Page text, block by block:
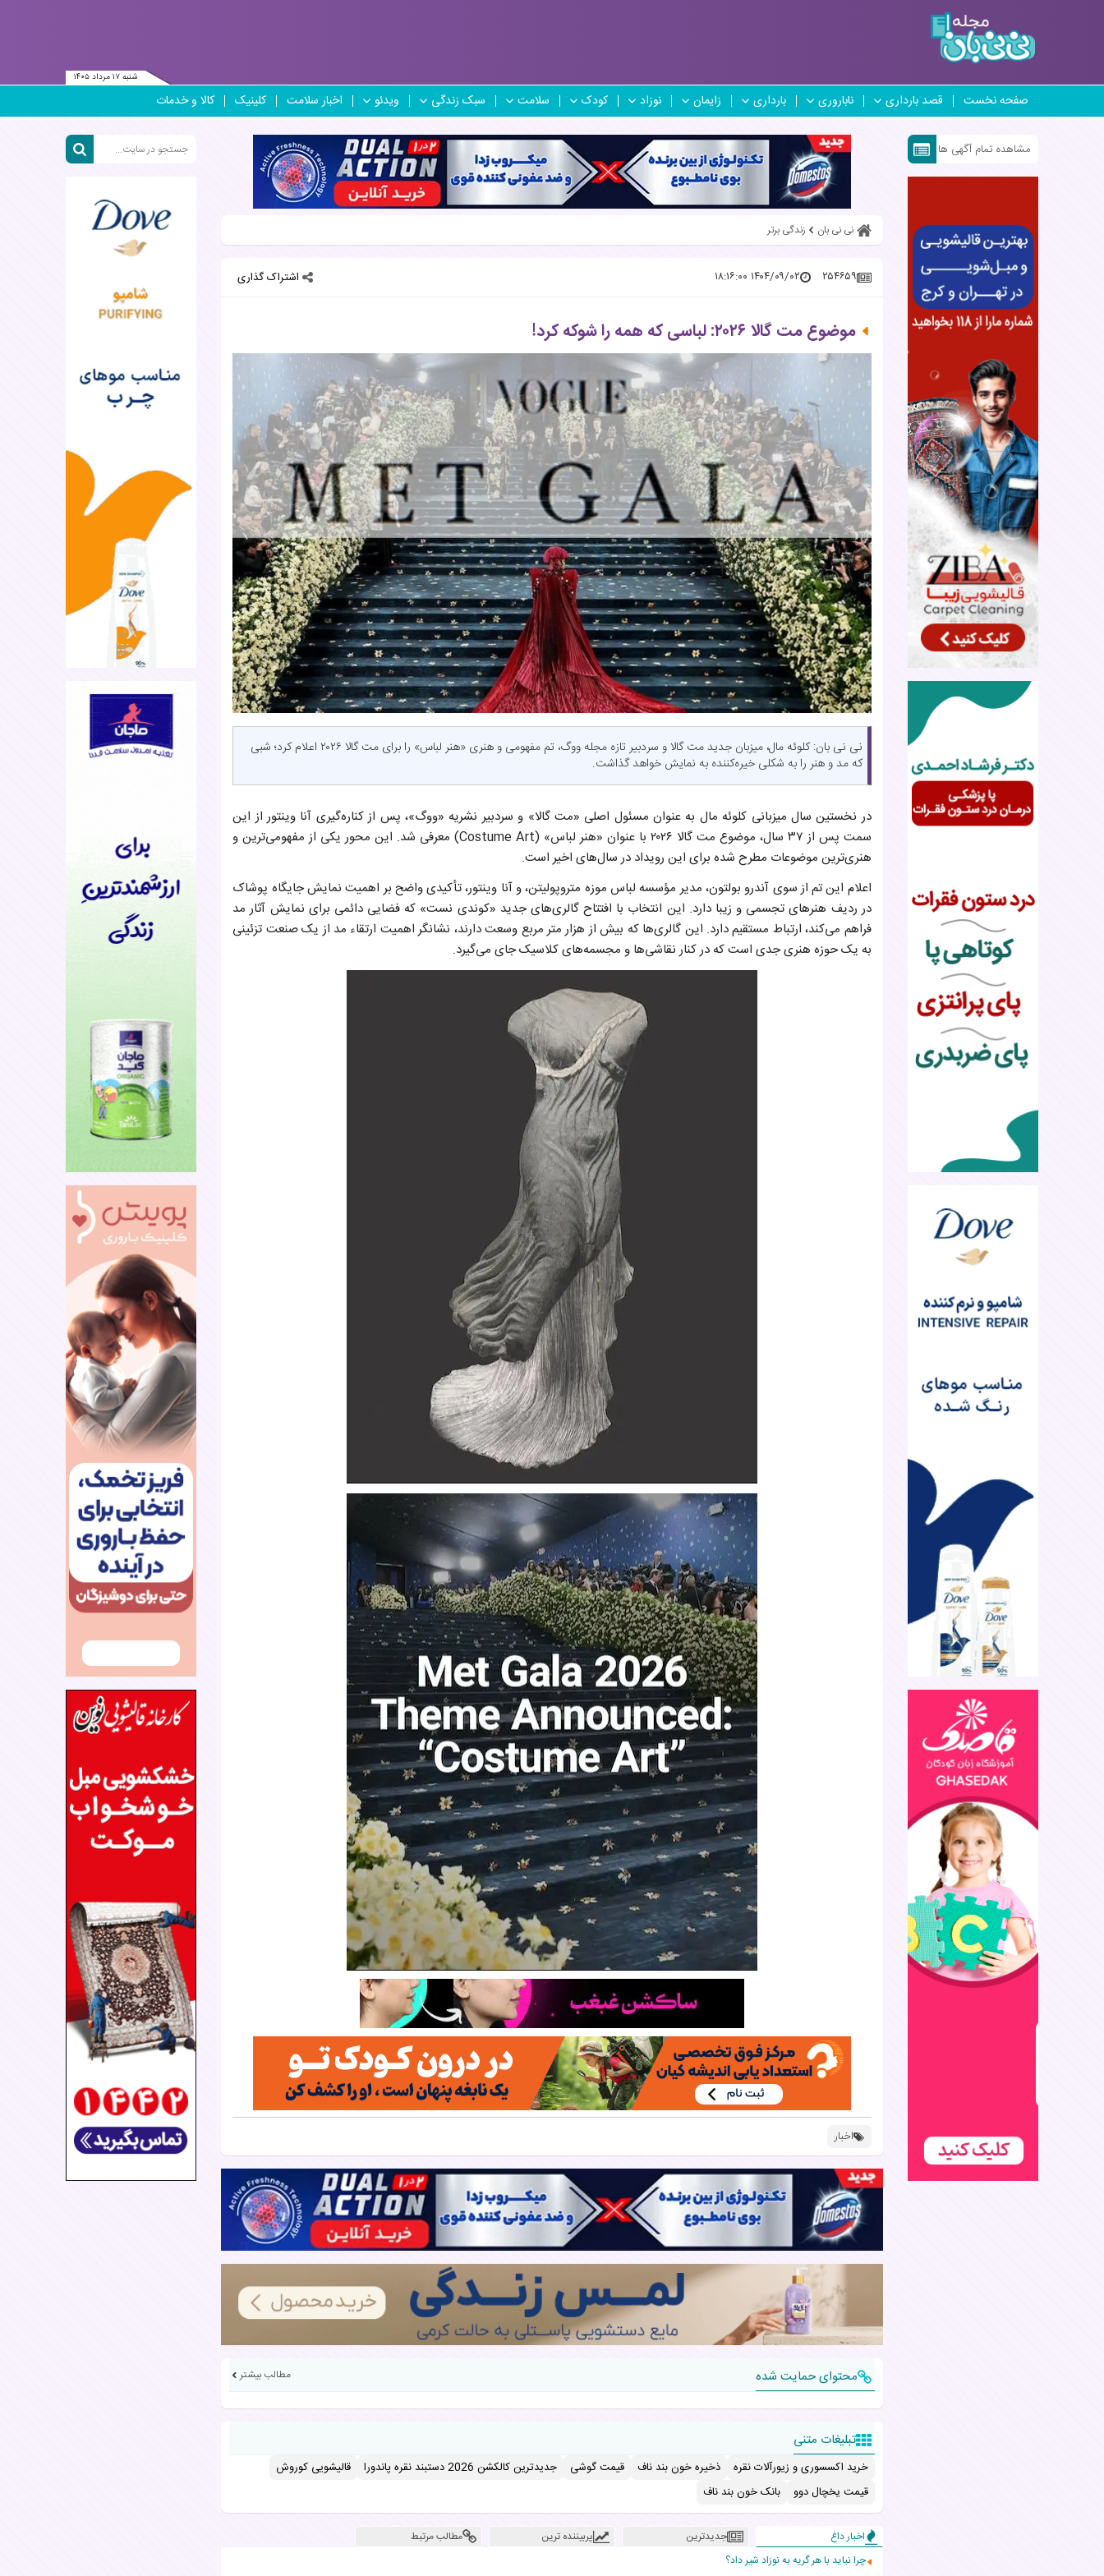
شنبه ۱۷ مرداد ۱۴۰۵
صفحه نخست قصد بارداری ناباروری بارداری زایمان نوزاد کودک سلامت سبک زندگی ویدئو اخبار سلامت کلینیک کالا و خدمات
مشاهده تمام آگهی ها
نی نی بان زندگی برتر
۲۵۴۶۵۹ ۱۴۰۴/۰۹/۰۲ ۱۸:۱۶:۰۰ اشتراک گذاری
موضوع مت گالا ۲۰۲۶: لباسی که همه را شوکه کرد!
نی نی بان: کلوئه مال، میزبان جدید مت گالا و سردبیر تازه مجله ووگ، تم مفهومی و هنری «هنر لباس» را برای مت گالا ۲۰۲۶ اعلام کرد؛ شبی
که مد و هنر را به شکلی خیره‌کننده به نمایش خواهد گذاشت.
در نخستین سال میزبانی کلوئه مال به عنوان مسئول اصلی «مت گالا» و سردبیر نشریه «ووگ»، پس از کناره‌گیری آنا وینتور از این
سمت پس از ۳۷ سال، موضوع مت گالا ۲۰۲۶ با عنوان «هنر لباس» (Costume Art) معرفی شد. این محور یکی از مفهومی‌ترین و
هنری‌ترین موضوعات مطرح شده برای این رویداد در سال‌های اخیر است.
اعلام این تم از سوی آندرو بولتون، مدیر مؤسسه لباس موزه متروپولیتن، و آنا وینتور، تأکیدی واضح بر اهمیت نمایش جایگاه پوشاک
در ردیف هنرهای تجسمی و زیبا دارد. این انتخاب با افتتاح گالری‌های جدید «کوندی نست» که فضایی دائمی برای نمایش آثار مد
فراهم می‌کند، ارتباط مستقیم دارد. این گالری‌ها که بیش از هزار متر مربع وسعت دارند، نشانگر اهمیت ارتقاء مد از یک صنعت تزئینی
به یک حوزه هنری جدی است که در کنار نقاشی‌ها و مجسمه‌های کلاسیک جای می‌گیرد.
اخبار
محتوای حمایت شده مطالب بیشتر
تبلیغات متنی
خرید اکسسوری و زیورآلات نقره ذخیره خون بند ناف قیمت گوشی جدیدترین کالکشن 2026 دستبند نقره پاندورا
قالیشویی کوروش
قیمت یخچال دوو
بانک خون بند ناف
اخبار داغ جدیدترین پربیننده ترین
مطالب مرتبط
چرا نباید با هر گریه به نوزاد شیر داد؟